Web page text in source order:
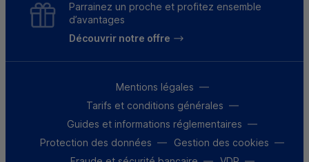
Parrainez un proche et profitez ensemble
d’avantages
Découvrir notre offre
Mentions légales
Tarifs et conditions générales
Guides et informations réglementaires
Protection des données
Gestion des cookies